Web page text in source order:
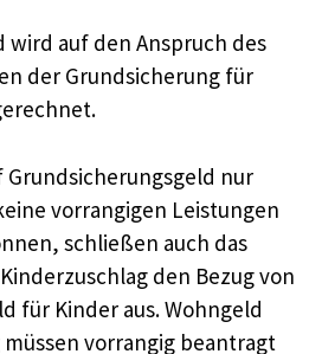
wird auf den Anspruch des
der Grundsicherung für
Grundsicherungsgeld nur
vorrangigen Leistungen
schließen auch das
den Bezug von
für Kinder aus. Wohngeld
vorrangig beantragt